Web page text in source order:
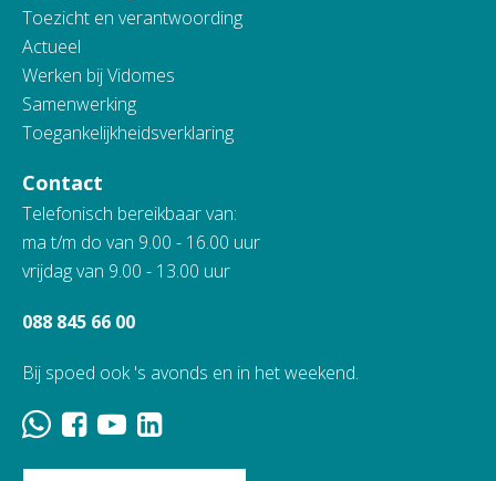
Toezicht en verantwoording
Actueel
Werken bij Vidomes
Samenwerking
Toegankelijkheidsverklaring
Contact
Telefonisch bereikbaar van:
ma t/m do van 9.00 - 16.00 uur
vrijdag van 9.00 - 13.00 uur
088 845 66 00
Bij spoed ook 's avonds en in het weekend.